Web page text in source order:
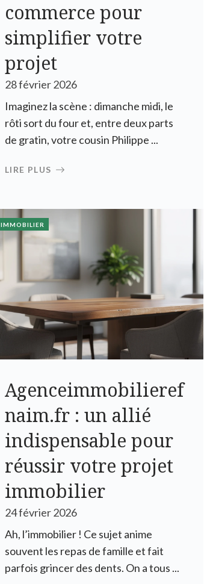
commerce pour
simplifier votre
projet
28 février 2026
Imaginez la scène : dimanche midi, le
rôti sort du four et, entre deux parts
de gratin, votre cousin Philippe ...
LIRE PLUS
IMMOBILIER
Agenceimmobilieref
naim.fr : un allié
indispensable pour
réussir votre projet
immobilier
24 février 2026
Ah, l’immobilier ! Ce sujet anime
souvent les repas de famille et fait
parfois grincer des dents. On a tous ...